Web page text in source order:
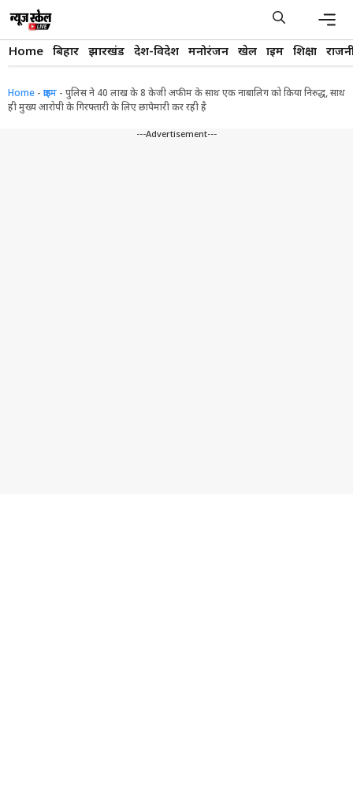
content
Home बिहार झारखंड देश-विदेश मनोरंजन खेल क्राइम शिक्षा
Home - क्राइम - पुलिस ने 40 लाख के 8 केजी अफीम के साथ एक नाबालिग को किया निरुद्ध, साथ
ही मुख्य आरोपी के गिरफ्तारी के लिए छापेमारी कर रही है
---Advertisement---